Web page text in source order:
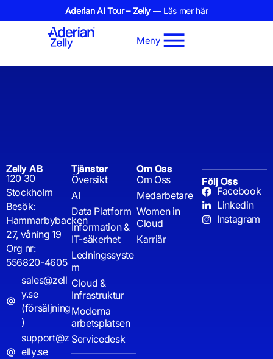
Aderian AI Tour – Zelly — Läs mer här
Meny
Zelly AB
120 30
Stockholm
Besök:
Hammarbybacken
27, våning 19
Org nr:
556820-4605
sales@zell
y.se
(försäljning
)
support@z
elly.se
Tjänster
Översikt
AI
Data Platform
Information &
IT-säkerhet
Ledningssyste
m
Cloud &
Infrastruktur
Moderna
arbetsplatsen
Servicedesk
Om Oss
Om Oss
Medarbetare
Women in
Cloud
Karriär
Följ Oss
Facebook
Linkedin
Instagram